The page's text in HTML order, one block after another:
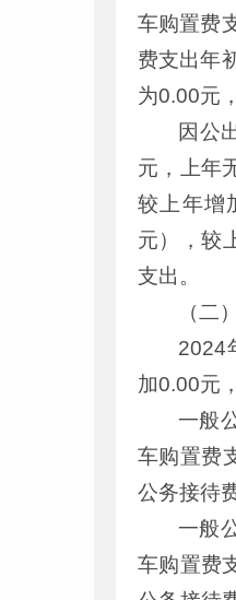
车购置费
费支出年
为0.00元
因公
元，上年
较上年增
元），较
支出。
（二
2024
加0.00元
一般
车购置费
公务接待
一般
车购置费